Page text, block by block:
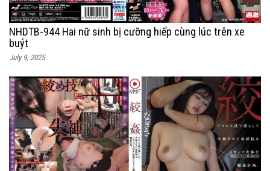
NHDTB-944 Hai nữ sinh bị cưỡng hiếp cùng lúc trên xe
buýt
July 9, 2025